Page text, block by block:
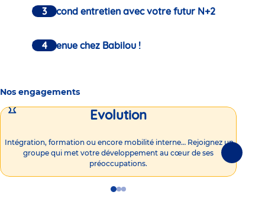
Un second entretien avec votre futur N+2
Bienvenue chez Babilou !
Nos engagements
Evolution
Intégration, formation ou encore mobilité interne… Rejoignez un
groupe qui met votre développement au cœur de ses
préoccupations.
GoGoGo